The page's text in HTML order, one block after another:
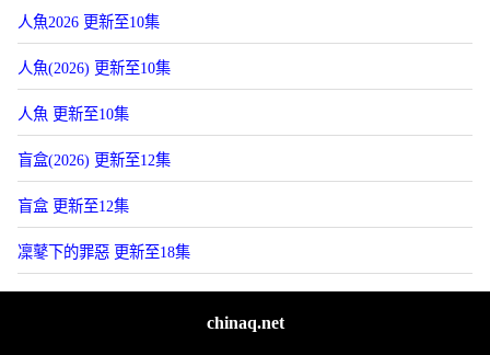
人魚2026 更新至10集
人魚(2026) 更新至10集
人魚 更新至10集
盲盒(2026) 更新至12集
盲盒 更新至12集
凜鼕下的罪惡 更新至18集
chinaq.net